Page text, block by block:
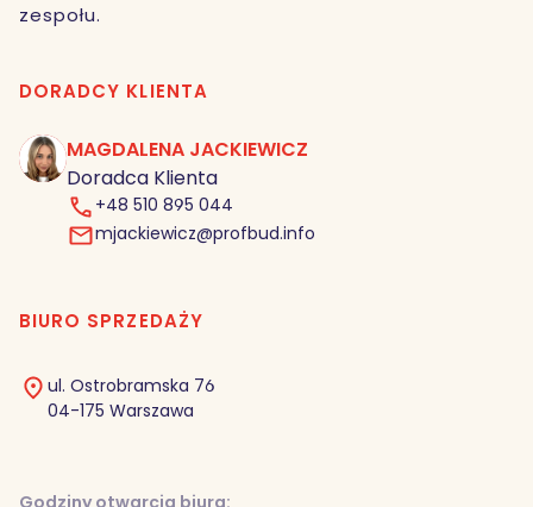
zespołu.
DORADCY KLIENTA
MJ MAGDALENA JACKIEWICZ
Doradca Klienta
+48 510 895 044
mjackiewicz@profbud.info
BIURO SPRZEDAŻY
ul. Ostrobramska 76
04-175 Warszawa
Godziny otwarcia biura: